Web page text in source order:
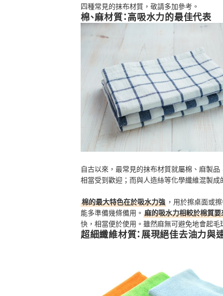
四種常見的抹布材質，敬請多加參考。
棉、麻材質：高吸水力的最佳代表
自古以來，最常見的抹布材質就屬棉、麻製
相當受到歡迎；而與人造絲等化學纖維混製
棉的最大特色在於吸水力強 ，用於擦桌面或
能多準備幾條備用。 麻的吸水力相較於棉質
快，相當便於使用。雖然麻無可避免地會起
超細纖維材質：展現絕佳去油力與